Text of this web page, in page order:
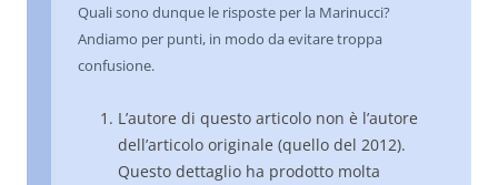
Quali sono dunque le risposte per la Marinucci?
Andiamo per punti, in modo da evitare troppa
confusione.
L’autore di questo articolo non è l’autore
dell’articolo originale (quello del 2012).
Questo dettaglio ha prodotto molta